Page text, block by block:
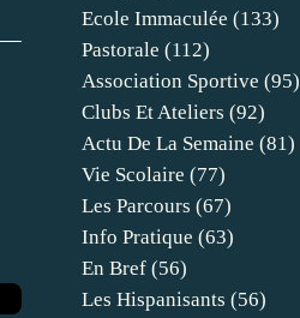
Ecole Immaculée (133)
Pastorale (112)
Association Sportive (95)
Clubs Et Ateliers (92)
Actu De La Semaine (81)
Vie Scolaire (77)
Les Parcours (67)
Info Pratique (63)
En Bref (56)
Les Hispanisants (56)